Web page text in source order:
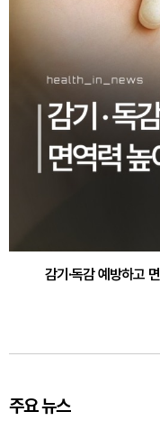
감기·독감 예방하고
주요 뉴스